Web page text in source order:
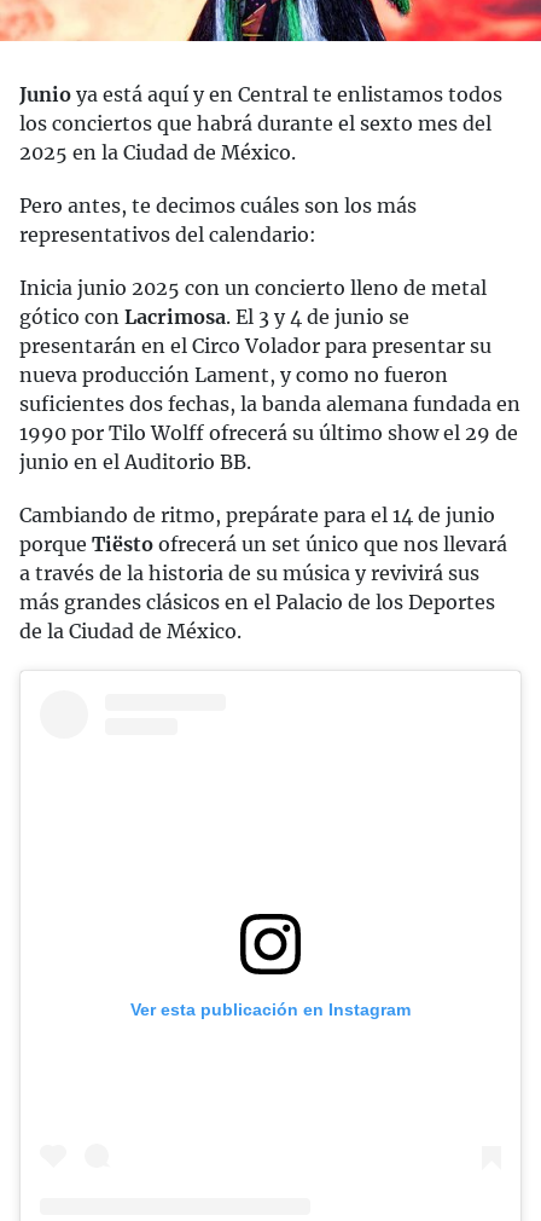
Junio ya está aquí y en Central te enlistamos todos
los conciertos que habrá durante el sexto mes del
2025 en la Ciudad de México.
Pero antes, te decimos cuáles son los más
representativos del calendario:
Inicia junio 2025 con un concierto lleno de metal
gótico con Lacrimosa. El 3 y 4 de junio se
presentarán en el Circo Volador para presentar su
nueva producción Lament, y como no fueron
suficientes dos fechas, la banda alemana fundada en
1990 por Tilo Wolff ofrecerá su último show el 29 de
junio en el Auditorio BB.
Cambiando de ritmo, prepárate para el 14 de junio
porque Tiësto ofrecerá un set único que nos llevará
a través de la historia de su música y revivirá sus
más grandes clásicos en el Palacio de los Deportes
de la Ciudad de México.
Ver esta publicación en Instagram